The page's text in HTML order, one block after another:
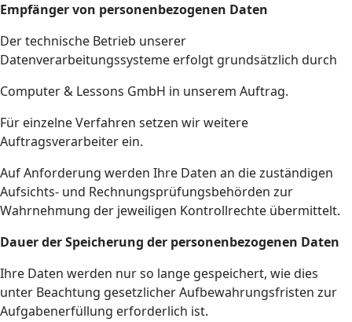
Empfänger von personenbezogenen Daten
Der technische Betrieb unserer
Datenverarbeitungssysteme erfolgt grundsätzlich durch
Computer & Lessons GmbH in unserem Auftrag.
Für einzelne Verfahren setzen wir weitere
Auftragsverarbeiter ein.
Auf Anforderung werden Ihre Daten an die zuständigen
Aufsichts- und Rechnungsprüfungsbehörden zur
Wahrnehmung der jeweiligen Kontrollrechte übermittelt.
Dauer der Speicherung der personenbezogenen Daten
Ihre Daten werden nur so lange gespeichert, wie dies
unter Beachtung gesetzlicher Aufbewahrungsfristen zur
Aufgabenerfüllung erforderlich ist.